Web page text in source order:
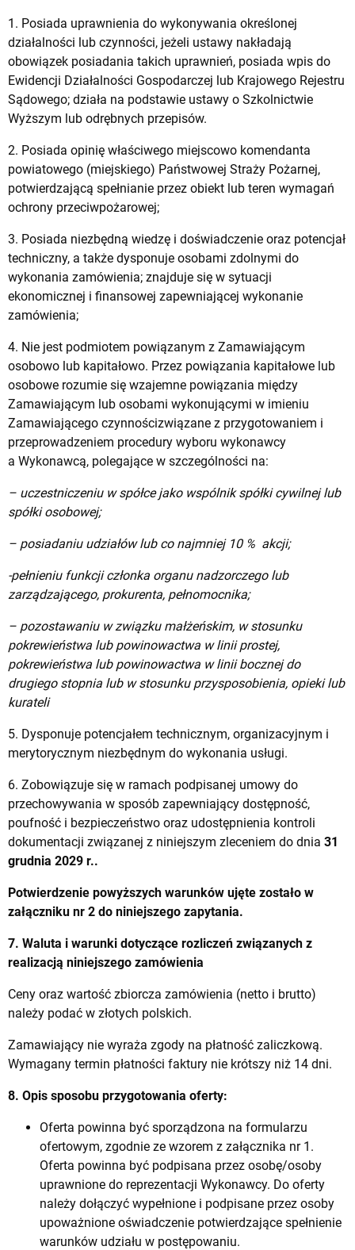
1. Posiada uprawnienia do wykonywania określonej
działalności lub czynności, jeżeli ustawy nakładają
obowiązek posiadania takich uprawnień, posiada wpis do
Ewidencji Działalności Gospodarczej lub Krajowego Rejestru
Sądowego; działa na podstawie ustawy o Szkolnictwie
Wyższym lub odrębnych przepisów.
2. Posiada opinię właściwego miejscowo komendanta
powiatowego (miejskiego) Państwowej Straży Pożarnej,
potwierdzającą spełnianie przez obiekt lub teren wymagań
ochrony przeciwpożarowej;
3. Posiada niezbędną wiedzę i doświadczenie oraz potencjał
techniczny, a także dysponuje osobami zdolnymi do
wykonania zamówienia; znajduje się w sytuacji
ekonomicznej i finansowej zapewniającej wykonanie
zamówienia;
4. Nie jest podmiotem powiązanym z Zamawiającym
osobowo lub kapitałowo. Przez powiązania kapitałowe lub
osobowe rozumie się wzajemne powiązania między
Zamawiającym lub osobami wykonującymi w imieniu
Zamawiającego czynnościzwiązane z przygotowaniem i
przeprowadzeniem procedury wyboru wykonawcy
a Wykonawcą, polegające w szczególności na:
– uczestniczeniu w spółce jako wspólnik spółki cywilnej lub
spółki osobowej;
– posiadaniu udziałów lub co najmniej 10 % akcji;
-pełnieniu funkcji członka organu nadzorczego lub
zarządzającego, prokurenta, pełnomocnika;
– pozostawaniu w związku małżeńskim, w stosunku
pokrewieństwa lub powinowactwa w linii prostej,
pokrewieństwa lub powinowactwa w linii bocznej do
drugiego stopnia lub w stosunku przysposobienia, opieki lub
kurateli
5. Dysponuje potencjałem technicznym, organizacyjnym i
merytorycznym niezbędnym do wykonania usługi.
6. Zobowiązuje się w ramach podpisanej umowy do
przechowywania w sposób zapewniający dostępność,
poufność i bezpieczeństwo oraz udostępnienia kontroli
dokumentacji związanej z niniejszym zleceniem do dnia 31
grudnia 2029 r..
Potwierdzenie powyższych warunków ujęte zostało w
załączniku nr 2 do niniejszego zapytania.
7. Waluta i warunki dotyczące rozliczeń związanych z
realizacją niniejszego zamówienia
Ceny oraz wartość zbiorcza zamówienia (netto i brutto)
należy podać w złotych polskich.
Zamawiający nie wyraża zgody na płatność zaliczkową.
Wymagany termin płatności faktury nie krótszy niż 14 dni.
8. Opis sposobu przygotowania oferty:
Oferta powinna być sporządzona na formularzu
ofertowym, zgodnie ze wzorem z załącznika nr 1.
Oferta powinna być podpisana przez osobę/osoby
uprawnione do reprezentacji Wykonawcy. Do oferty
należy dołączyć wypełnione i podpisane przez osoby
upoważnione oświadczenie potwierdzające spełnienie
warunków udziału w postępowaniu.